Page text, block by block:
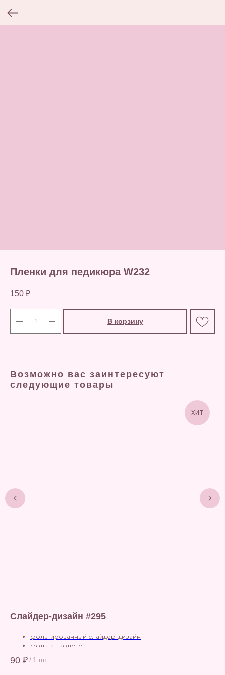
Пленки для педикюра W232
150 ₽
В корзину
Возможно вас заинтересуют
следующие товары
ХИТ
Слайдер-дизайн #295
фольгированный слайдер-дизайн
фольга - золото
90 ₽/ 1 шт